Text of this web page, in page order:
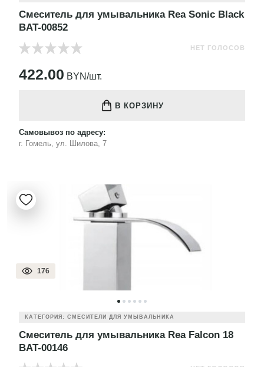
Смеситель для умывальника Rea Sonic Black
BAT-00852
НЕТ ГОЛОСОВ
422.00 BYN/шт.
В КОРЗИНУ
Самовывоз по адресу:
г. Гомель, ул. Шилова, 7
176
КАТЕГОРИЯ: СМЕСИТЕЛИ ДЛЯ УМЫВАЛЬНИКА
Смеситель для умывальника Rea Falcon 18
BAT-00146